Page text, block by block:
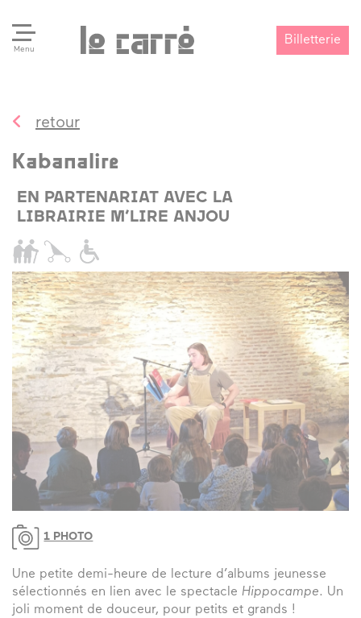
Menu
Billetterie
retour
Kabanalire
EN PARTENARIAT AVEC LA
LIBRAIRIE M’LIRE ANJOU
1 PHOTO
Une petite demi-heure de lecture d’albums jeunesse
sélectionnés en lien avec le spectacle Hippocampe. Un
joli moment de douceur, pour petits et grands !